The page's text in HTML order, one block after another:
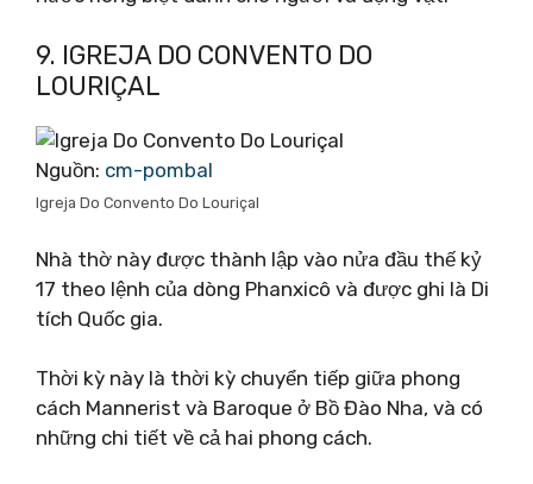
9. IGREJA DO CONVENTO DO
LOURIÇAL
Nguồn: cm-pombal
Igreja Do Convento Do Louriçal
Nhà thờ này được thành lập vào nửa đầu thế kỷ
17 theo lệnh của dòng Phanxicô và được ghi là Di
tích Quốc gia.
Thời kỳ này là thời kỳ chuyển tiếp giữa phong
cách Mannerist và Baroque ở Bồ Đào Nha, và có
những chi tiết về cả hai phong cách.